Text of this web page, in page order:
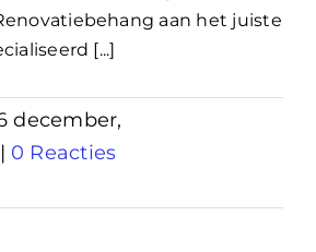
aan het juiste
[...]
december,
| 0 Reacties